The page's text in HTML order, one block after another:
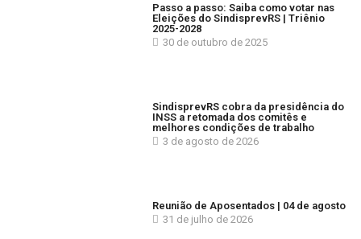
Passo a passo: Saiba como votar nas
Eleições do SindisprevRS | Triênio
2025-2028
30 de outubro de 2025
SindisprevRS cobra da presidência do
INSS a retomada dos comitês e
melhores condições de trabalho
3 de agosto de 2026
Reunião de Aposentados | 04 de agosto
31 de julho de 2026